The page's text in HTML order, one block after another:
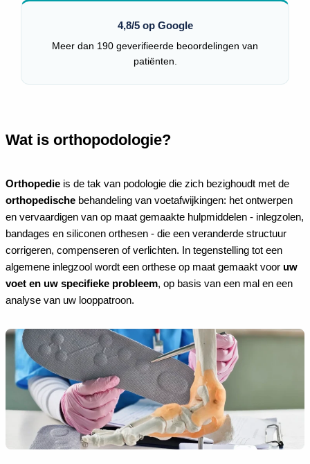
4,8/5 op Google
Meer dan 190 geverifieerde beoordelingen van
patiënten.
Wat is orthopodologie?
Orthopedie is de tak van podologie die zich bezighoudt met de
orthopedische behandeling van voetafwijkingen: het ontwerpen
en vervaardigen van op maat gemaakte hulpmiddelen - inlegzolen,
bandages en siliconen orthesen - die een veranderde structuur
corrigeren, compenseren of verlichten. In tegenstelling tot een
algemene inlegzool wordt een orthese op maat gemaakt voor uw
voet en uw specifieke probleem, op basis van een mal en een
analyse van uw looppatroon.